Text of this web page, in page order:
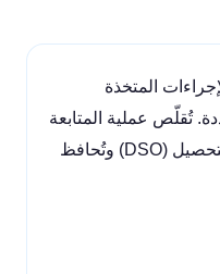
المتخذة
تُقلّص عملية المتابعة
المنظمة والآلية متوسط فترة التحصيل (DSO) وتُحافظ